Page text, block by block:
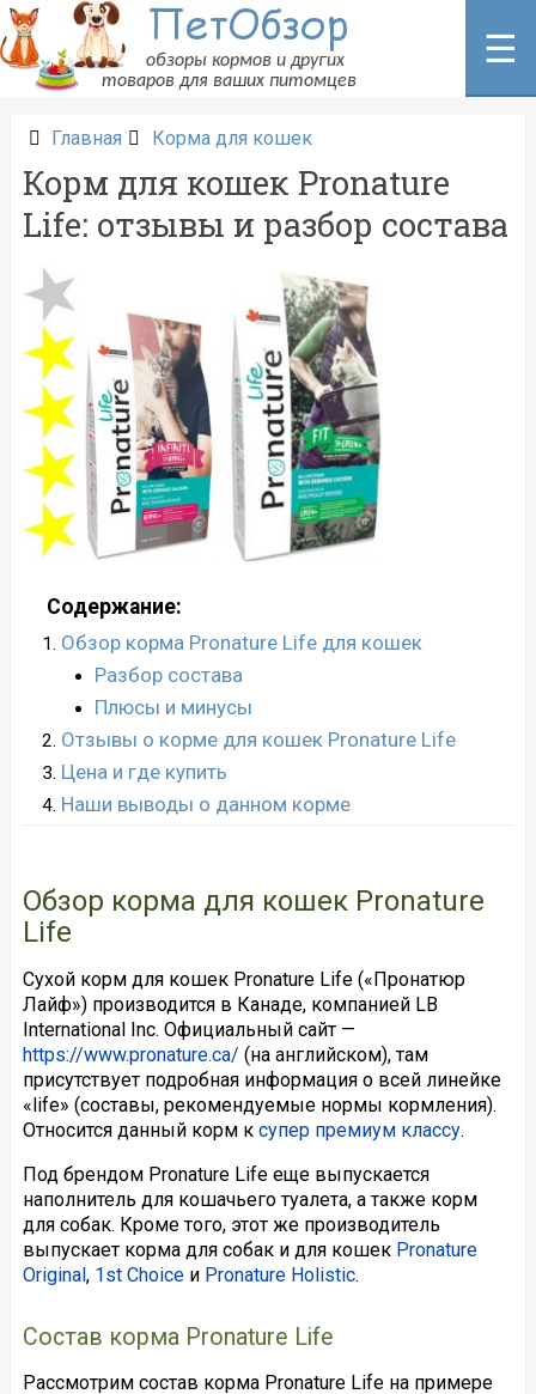
Перейти
к
содержанию
☰
Главная Корма для кошек
Корм для кошек Pronature
Life: отзывы и разбор состава
Содержание:
Обзор корма Pronature Life для кошек
Разбор состава
Плюсы и минусы
Отзывы о корме для кошек Pronature Life
Цена и где купить
Наши выводы о данном корме
Обзор корма для кошек Pronature
Life
Сухой корм для кошек Pronature Life («Пронатюр
Лайф») производится в Канаде, компанией LB
International Inc. Официальный сайт —
https://www.pronature.ca/ (на английском), там
присутствует подробная информация о всей линейке
«life» (составы, рекомендуемые нормы кормления).
Относится данный корм к супер премиум классу.
Под брендом Pronature Life еще выпускается
наполнитель для кошачьего туалета, а также корм
для собак. Кроме того, этот же производитель
выпускает корма для собак и для кошек Pronature
Original , 1st Choiceи Pronature Holistic.
Состав корма Pronature Life
Рассмотрим состав корма Pronature Life на примере